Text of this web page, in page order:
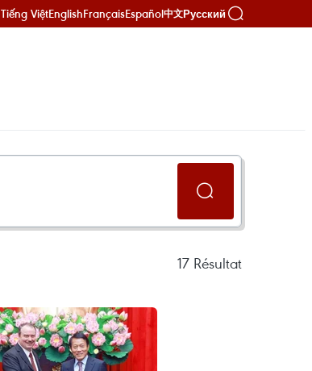
Tiếng ViệtEnglishFrançaisEspañol中文Русский
17 Résultat